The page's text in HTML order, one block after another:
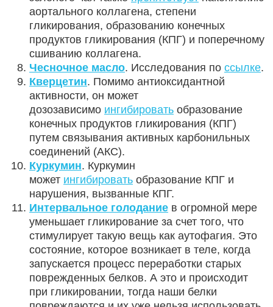
аортального коллагена, степени
гликирования, образованию конечных
продуктов гликирования (КПГ) и поперечному
сшиванию коллагена.
Чесночное масло. Исследования по ссылке.
Кверцетин. Помимо антиоксидантной
активности, он может
дозозависимо ингибировать образование
конечных продуктов гликирования (КПГ)
путем связывания активных карбонильных
соединений (АКС).
Куркумин. Куркумин
может ингибировать образование КПГ и
нарушения, вызванные КПГ.
Интервальное голодание в огромной мере
уменьшает гликирование за счет того, что
стимулирует такую вещь как аутофагия. Это
состояние, которое возникает в теле, когда
запускается процесс переработки старых
поврежденных белков. А это и происходит
при гликировании, тогда наши белки